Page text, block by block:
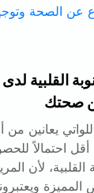
القلبية
صحتك
يعانين
احتمالاً
لأن